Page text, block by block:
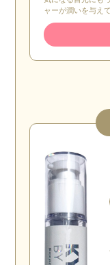
ャーが潤いを与え